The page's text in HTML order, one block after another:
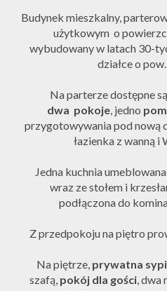
Budynek mieszkalny,
użytkowym o
wybudowany w latach 30-
działce o
Na parterze dostępne są
dwa pokoje, jedno
przygotowywania pod nową
łazienka z wanną i
Jedna kuchnia
wraz ze stołem i
podłączona do
Z przedpokoju na piętro
Na piętrze, prywatna
szafą,pokój dla gości, dwa